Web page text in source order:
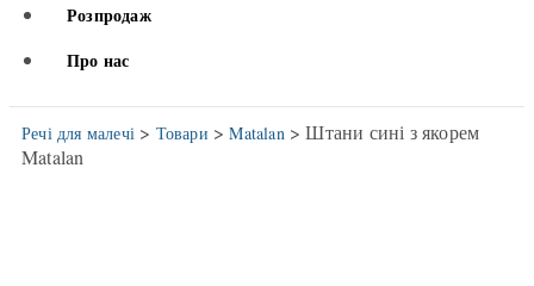
Розпродаж
Про нас
Речі для малечі > Товари >Matalan > Штани сині з якорем
Matalan